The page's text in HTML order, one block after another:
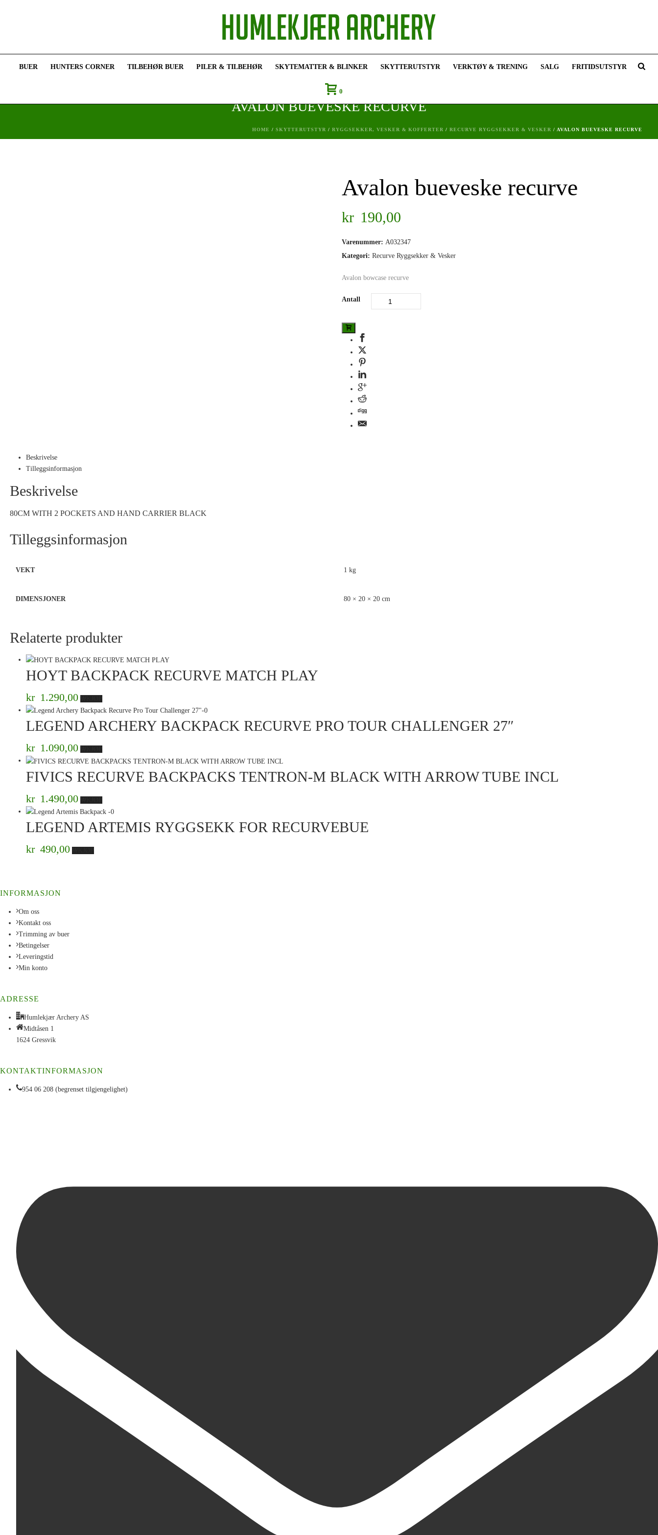
BUER HUNTERS CORNER TILBEHØR BUER PILER & TILBEHØR SKYTEMATTER & BLINKER SKYTTERUTSTYR VERKTØY & TRENING SALG FRITIDSUTSTYR
0
AVALON BUEVESKE RECURVE
HOME / SKYTTERUTSTYR / RYGGSEKKER, VESKER & KOFFERTER / RECURVE RYGGSEKKER & VESKER / AVALON BUEVESKE RECURVE
Avalon bueveske recurve
kr 190,00
Varenummer:A032347
Kategori:Recurve Ryggsekker & Vesker
Avalon bowcase recurve
Antall
Beskrivelse
Tilleggsinformasjon
Beskrivelse
80CM WITH 2 POCKETS AND HAND CARRIER BLACK
Tilleggsinformasjon
VEKT 1 kg
DIMENSJONER 80 × 20 × 20 cm
Relaterte produkter
HOYT BACKPACK RECURVE MATCH PLAY
kr 1.290,00
LEGEND ARCHERY BACKPACK RECURVE PRO TOUR CHALLENGER 27″
kr 1.090,00
FIVICS RECURVE BACKPACKS TENTRON-M BLACK WITH ARROW TUBE INCL
kr 1.490,00
LEGEND ARTEMIS RYGGSEKK FOR RECURVEBUE
kr 490,00
INFORMASJON
Om oss
Kontakt oss
Trimming av buer
Betingelser
Leveringstid
Min konto
ADRESSE
Humlekjær Archery AS
Midtåsen 1
1624 Gressvik
KONTAKTINFORMASJON
954 06 208 (begrenset tilgjengelighet)